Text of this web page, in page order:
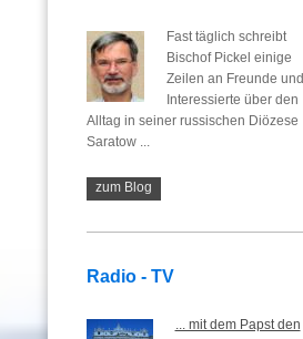
Fast täglich schreibt
Bischof Pickel einige
Zeilen an Freunde und
Interessierte über den
Alltag in seiner russischen Diözese
Saratow ...
zum Blog
Radio - TV
... mit dem Papst den